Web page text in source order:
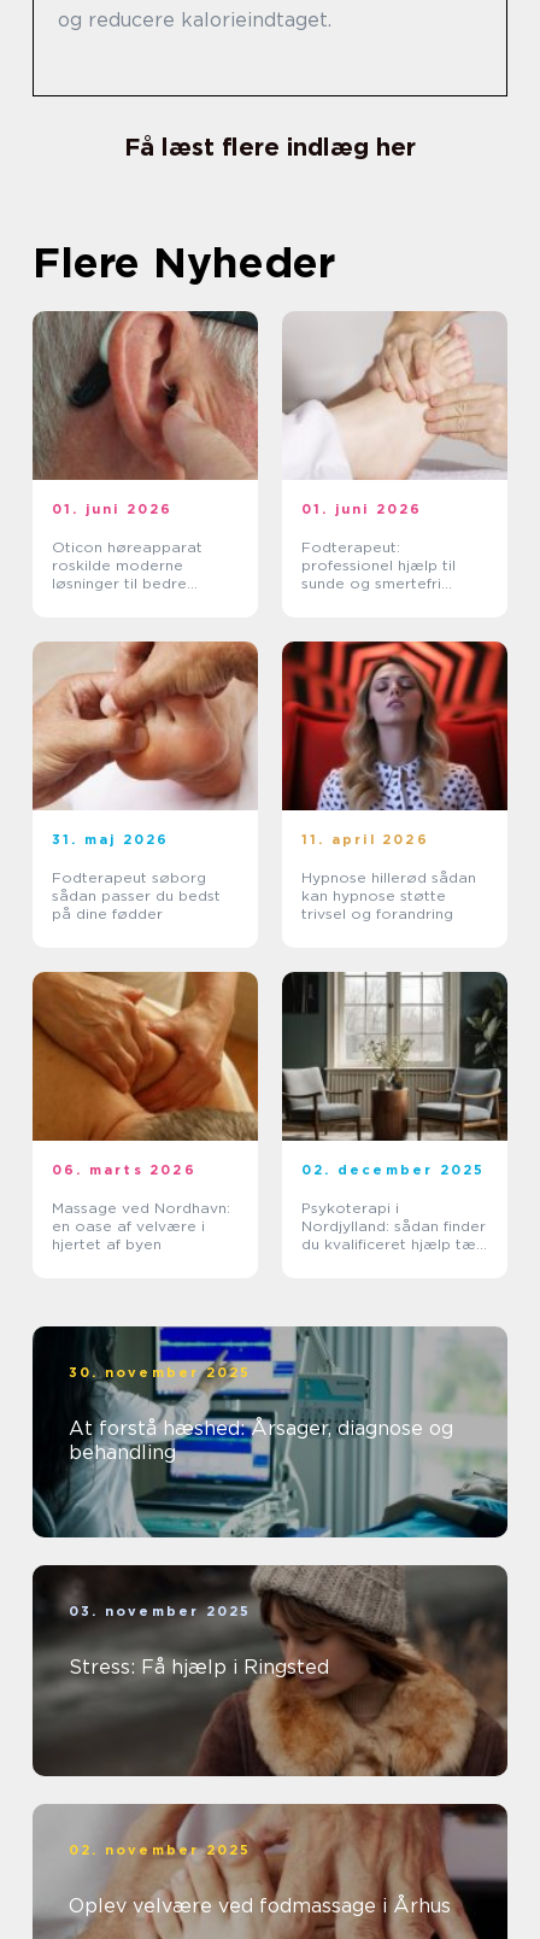
og reducere kalorieindtaget.
Få læst flere indlæg her
Flere Nyheder
01. juni 2026
Oticon høreapparat
roskilde moderne
løsninger til bedre
01. juni 2026
Fodterapeut:
professionel hjælp til
sunde og smertefri
31. maj 2026
Fodterapeut søborg
sådan passer du bedst
på dine fødder
11. april 2026
Hypnose hillerød sådan
kan hypnose støtte
trivsel og forandring
06. marts 2026
Massage ved Nordhavn:
en oase af velvære i
hjertet af byen
02. december 2025
Psykoterapi i
Nordjylland: sådan finder
du kvalificeret hjælp tæt
30. november 2025
At forstå hæshed: Årsager, diagnose og
behandling
03. november 2025
Stress: Få hjælp i Ringsted
02. november 2025
Oplev velvære ved fodmassage i Århus